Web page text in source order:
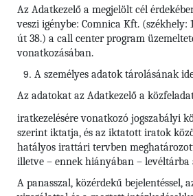
Az Adatkezelő a megjelölt cél
veszi igénybe: Comnica Kft. (székhely:
út 38.) a call center program
vonatkozásában.
A személyes adatok tárolásának
Az adatokat az Adatkezelő a
iratkezelésére vonatkozó jogszabályi
szerint iktatja, és az iktatott iratok
hatályos irattári tervben
illetve – ennek hiányában – levéltárba
A panasszal, közérdekű bejelentéssel,